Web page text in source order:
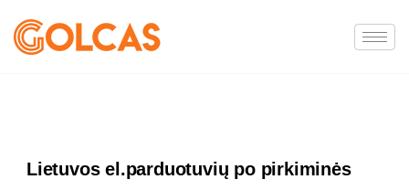
Lietuvos el.parduotuvių po pirkiminės